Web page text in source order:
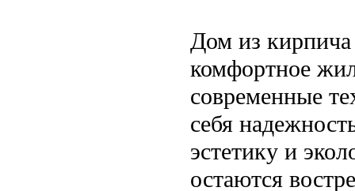
Дом из кирпича
комфортное
современные
себя
эстетику и
остаются